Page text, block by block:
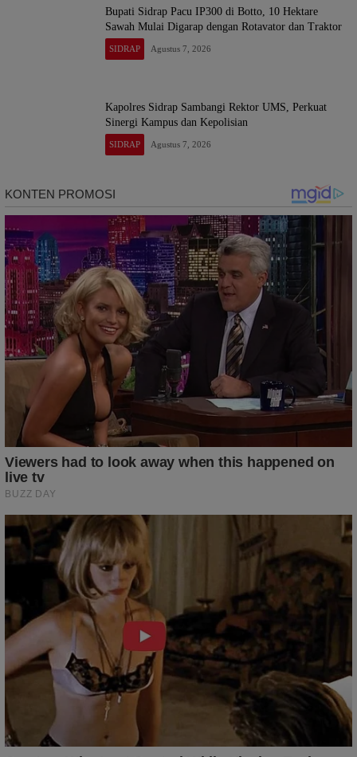
Bupati Sidrap Pacu IP300 di Botto, 10 Hektare
Sawah Mulai Digarap dengan Rotavator dan Traktor
SIDRAP Agustus 7, 2026
Kapolres Sidrap Sambangi Rektor UMS, Perkuat
Sinergi Kampus dan Kepolisian
SIDRAP Agustus 7, 2026